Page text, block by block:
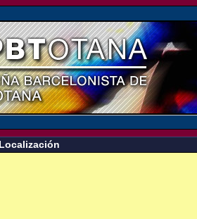
Localización